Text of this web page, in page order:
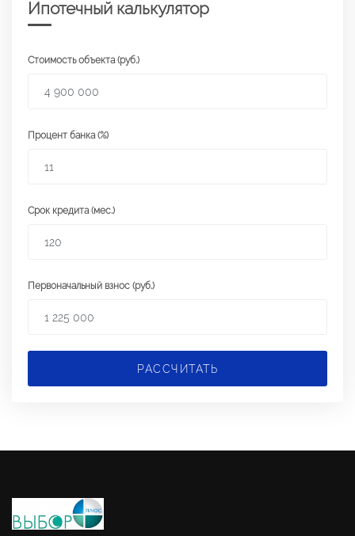
Ипотечный калькулятор
Стоимость объекта (руб.)
Процент банка (%)
Срок кредита (мес.)
Первоначальный взнос (руб.)
РАССЧИТАТЬ